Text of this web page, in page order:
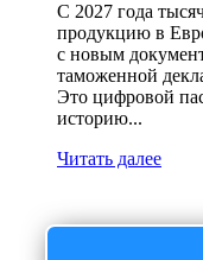
С 2027 года
продукцию в
с новым
таможенной
Это цифровой
историю...
Читать далее